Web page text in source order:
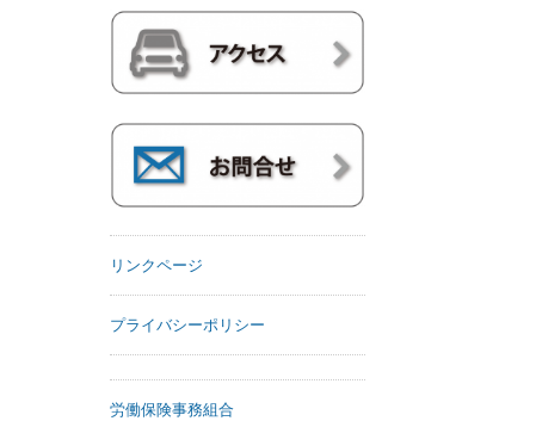
リンクページ
プライバシーポリシー
労働保険事務組合